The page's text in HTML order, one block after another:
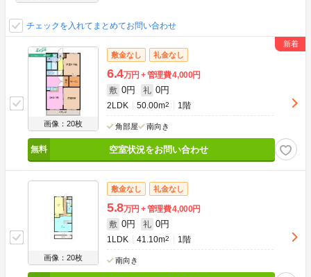
チェックを入れてまとめてお問い合わせ
画像：20枚
敷金なし 礼金なし
6.4万円 管理費4,000円
敷 0円 礼 0円
2LDK 50.00m2 1階
角部屋 南向き
空室状況をお問い合わせ
画像：20枚
敷金なし 礼金なし
5.8万円 管理費4,000円
敷 0円 礼 0円
1LDK 41.10m2 1階
南向き